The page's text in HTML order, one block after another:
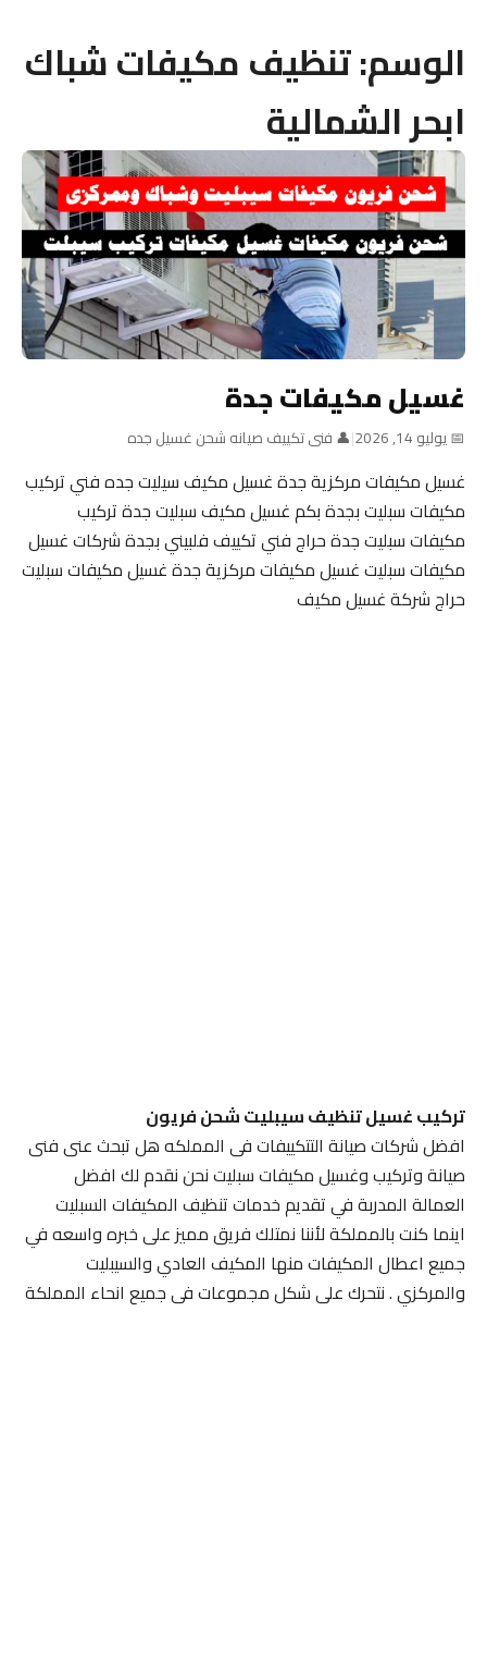
الوسم:تنظيف مكيفات شباك
ابحر الشمالية
غسيل مكيفات جدة
📅 يوليو 14, 2026 |👤 فنى تكييف صيانه شحن غسيل جده
غسيل مكيفات مركزية جدة غسيل مكيف سيليت جده فني تركيب
مكيفات سبليت بجدة بكم غسيل مكيف سبليت جدة تركيب
مكيفات سبليت جدة حراج فني تكييف فلبيني بجدة شركات غسيل
مكيفات سبليت غسيل مكيفات مركزية جدة غسيل مكيفات سبليت
حراج شركة غسيل مكيف
تركيب غسيل تنظيف سيبليت شحن فريون
افضل شركات صيانة التتكييفات فى المملكه هل تبحث عنى فنى
صيانة وتركيب وغسيل مكيفات سبليت نحن نقدم لك افضل
العمالة المدربة في تقديم خدمات تنظيف المكيفات السبليت
اينما كنت بالمملكة لأننا نمتلك فريق مميز على خبره واسعه في
جميع اعطال المكيفات منها المكيف العادي والسيبليت
والمركزي . نتحرك على شكل مجموعات فى جميع انحاء المملكة